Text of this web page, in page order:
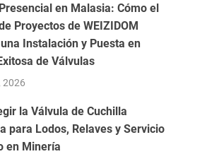
en Malasia: Cómo el
Proyectos de WEIZIDOM
Instalación y Puesta en
de Válvulas
2026
la Válvula de Cuchilla
para Lodos, Relaves y Servicio
en Minería